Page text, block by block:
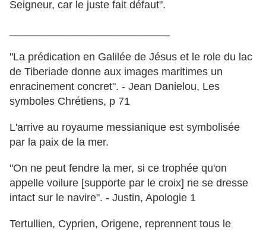
Seigneur, car le juste fait défaut".
"La prédication en Galilée de Jésus et le role du lac
de Tiberiade donne aux images maritimes un
enracinement concret". - Jean Danielou, Les
symboles Chrétiens, p 71
L'arrive au royaume messianique est symbolisée
par la paix de la mer.
"On ne peut fendre la mer, si ce trophée qu'on
appelle voilure [supporte par le croix] ne se dresse
intact sur le navire". - Justin, Apologie 1
Tertullien, Cyprien, Origene, reprennent tous le